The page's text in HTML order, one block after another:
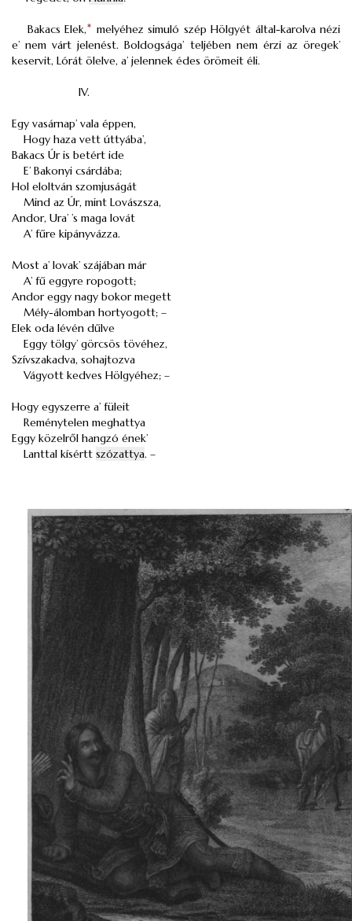
Bakacs Elek, *
melyéhez simuló szép Hölgyét által-karolva nézi
e’ nem várt jelenést. Boldogsága’ teljében nem érzi az öregek’
keservit, Lórát ölelve, a’ jelennek édes örömeit éli.
IV.
Egy vasárnap’ vala éppen,
Hogy haza vett úttyába’,
Bakacs Úr is betért ide
E’ Bakonyi csárdába;
Hol eloltván szomjuságát
Mind az Úr, mint Lovászsza,
Andor, Ura’ ’s maga lovát
A’ fűre kipányvázza.
Most a’ lovak’ szájában már
A’ fű eggyre ropogott;
Andor eggy nagy bokor megett
Mély-álomban hortyogott; –
Elek oda lévén dűlve
Eggy tölgy’ görcsös tövéhez,
Szívszakadva, sohajtozva
Vágyott kedves Hölgyéhez; –
Hogy egyszerre a’ füleit
Reménytelen meghattya
Eggy közelről hangzó ének’
Lanttal kísértt szózattya. –